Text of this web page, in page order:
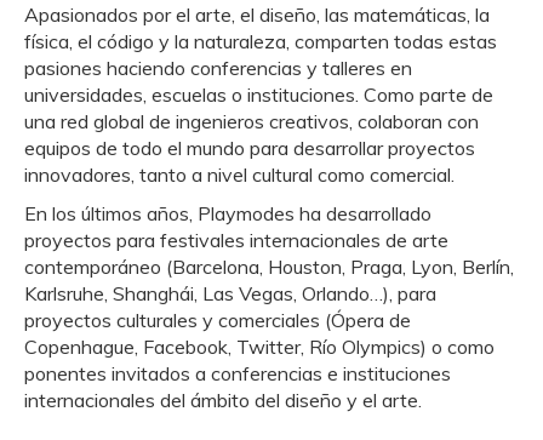
Apasionados por el arte, el diseño, las matemáticas, la
física, el código y la naturaleza, comparten todas estas
pasiones haciendo conferencias y talleres en
universidades, escuelas o instituciones. Como parte de
una red global de ingenieros creativos, colaboran con
equipos de todo el mundo para desarrollar proyectos
innovadores, tanto a nivel cultural como comercial.
En los últimos años, Playmodes ha desarrollado
proyectos para festivales internacionales de arte
contemporáneo (Barcelona, Houston, Praga, Lyon, Berlín,
Karlsruhe, Shanghái, Las Vegas, Orlando…), para
proyectos culturales y comerciales (Ópera de
Copenhague, Facebook, Twitter, Río Olympics) o como
ponentes invitados a conferencias e instituciones
internacionales del ámbito del diseño y el arte.